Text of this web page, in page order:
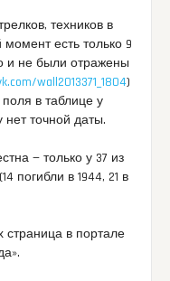
техников в
есть только 9
и не были отражены
wall2013371_1804)
поля в таблице у
нет точной даты.
— только у 37 из
погибли в 1944, 21 в
страница в портале